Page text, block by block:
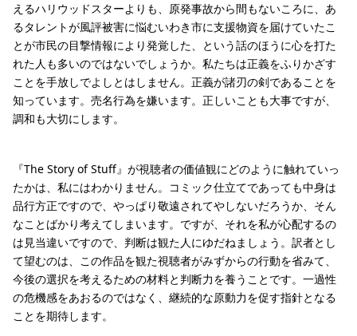
えるハリウッドスターよりも、原発事故から間もないころに、あ
るタレントが風評被害に悩むいわき市に支援物資を届けていたこ
とが市民の目撃情報により発覚した、という話のほうに心を打た
れた人も多いのではないでしょうか。私たちは正義をふりかざす
ことを手放しでよしとはしません。正義が諸刃の剣であることを
知っています。売名行為を嫌います。正しいことも大事ですが、
調和も大切にします。
『The Story of Stuff』が視聴者の価値観にどのように触れていっ
たかは、私にはわかりません。コミック仕立てであっても中身は
品行方正ですので、やっぱり敬遠されてやしないだろうか、そん
なことばかり考えてしまいます。ですが、それを私が心配するの
は見当違いですので、判断は観た人にゆだねましょう。訳者とし
て望むのは、この作品を観た視聴者がみずからの行動を省みて、
今後の選択を考えるための材料と判断力を養うことです。一過性
の危機感をあおるのではなく、継続的な原動力を促す指針となる
ことを期待します。